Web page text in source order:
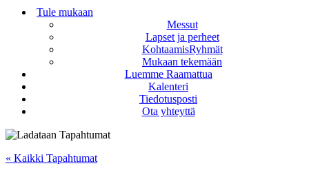
Tule mukaan
Messut
Lapset ja perheet
KohtaamisRyhmät
Mukaan tekemään
Luemme Raamattua
Kalenteri
Tiedotusposti
Ota yhteyttä
« Kaikki Tapahtumat